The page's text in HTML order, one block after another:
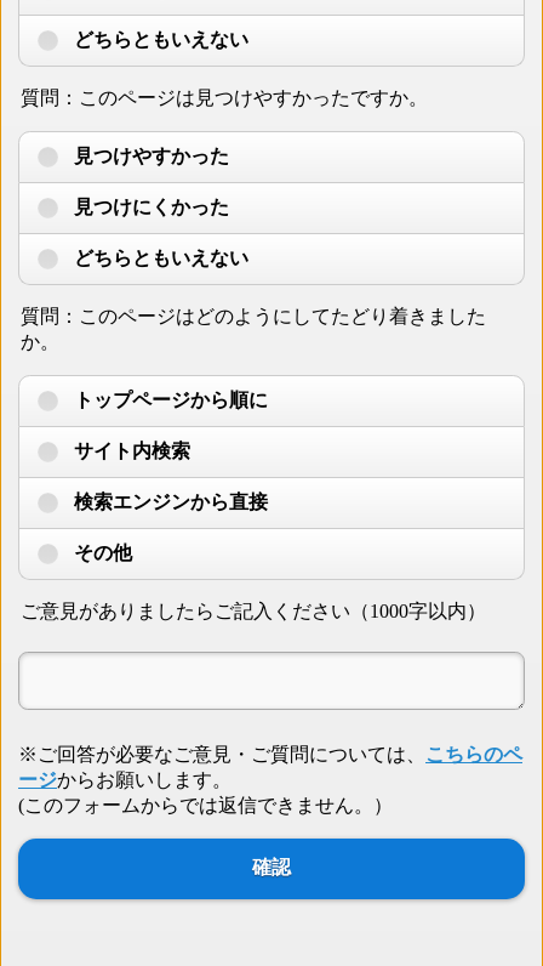
どちらともいえない
質問：このページは見つけやすかったですか。
見つけやすかった
見つけにくかった
どちらともいえない
質問：このページはどのようにしてたどり着きました
か。
トップページから順に
サイト内検索
検索エンジンから直接
その他
ご意見がありましたらご記入ください（1000字以内）
※ご回答が必要なご意見・ご質問については、
こちらのペ
ージからお願いします。
(このフォームからでは返信できません。）